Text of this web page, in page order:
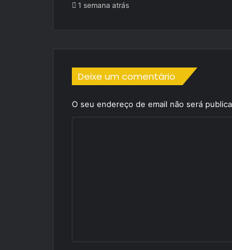
1 semana atrás
Deixe um comentário
O seu endereço de email não será